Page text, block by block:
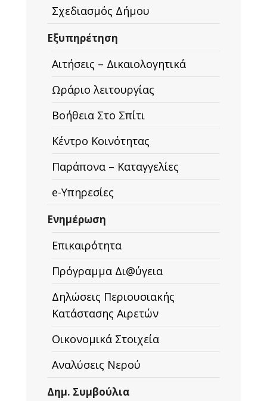
Σχεδιασμός Δήμου
Εξυπηρέτηση
Αιτήσεις – Δικαιολογητικά
Ωράριο λειτουργίας
Βοήθεια Στο Σπίτι
Κέντρο Κοινότητας
Παράπονα – Καταγγελίες
e-Υπηρεσίες
Ενημέρωση
Επικαιρότητα
Πρόγραμμα Δι@ύγεια
Δηλώσεις Περιουσιακής
Κατάστασης Αιρετών
Οικονομικά Στοιχεία
Αναλύσεις Νερού
Δημ. Συμβούλια